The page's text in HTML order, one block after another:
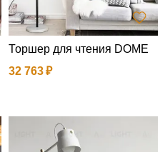
Торшер для чтения DOME
32 763